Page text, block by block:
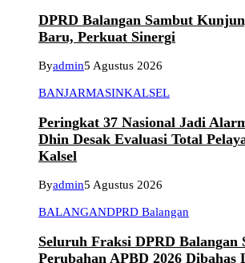
DPRD Balangan Sambut
Baru, Perkuat Sinergi
Byadmin5 Agustus 2026
BANJARMASINKALSEL
Peringkat 37 Nasional Jadi
Dhin Desak Evaluasi Total
Kalsel
Byadmin5 Agustus 2026
BALANGANDPRD Balangan
Seluruh Fraksi DPRD Balangan
Perubahan APBD 2026 Dibahas